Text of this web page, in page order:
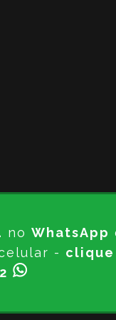
no WhatsApp
- clique